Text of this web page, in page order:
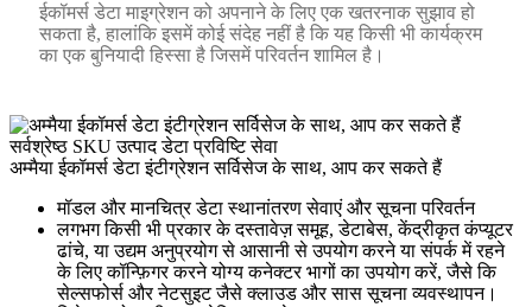
ईकॉमर्स डेटा माइग्रेशन को अपनाने के लिए एक खतरनाक सुझाव हो
सकता है, हालांकि इसमें कोई संदेह नहीं है कि यह किसी भी कार्यक्रम
का एक बुनियादी हिस्सा है जिसमें परिवर्तन शामिल है।
सर्वश्रेष्ठ SKU उत्पाद डेटा प्रविष्टि सेवा
अम्मैया ईकॉमर्स डेटा इंटीग्रेशन सर्विसेज के साथ, आप कर सकते हैं
मॉडल और मानचित्र डेटा स्थानांतरण सेवाएं और सूचना परिवर्तन
लगभग किसी भी प्रकार के दस्तावेज़ समूह, डेटाबेस, केंद्रीकृत कंप्यूटर
ढांचे, या उद्यम अनुप्रयोग से आसानी से उपयोग करने या संपर्क में रहने
के लिए कॉन्फ़िगर करने योग्य कनेक्टर भागों का उपयोग करें, जैसे कि
सेल्सफोर्स और नेटसुइट जैसे क्लाउड और सास सूचना व्यवस्थापन।